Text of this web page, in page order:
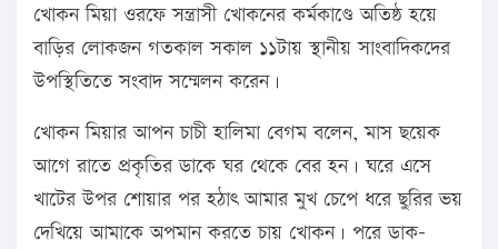
খোকন মিয়া ওরফে সন্ত্রাসী খোকনের কর্মকাণ্ডে অতিষ্ঠ হয়ে
বাড়ির লোকজন গতকাল সকাল ১১টায় স্থানীয় সাংবাদিকদের
উপস্থিতিতে সংবাদ সম্মেলন করেন।
খোকন মিয়ার আপন চাচী হালিমা বেগম বলেন, মাস ছয়েক
আগে রাতে প্রকৃতির ডাকে ঘর থেকে বের হন। ঘরে এসে
খাটের উপর শোয়ার পর হঠাৎ আমার মুখ চেপে ধরে ছুরির ভয়
দেখিয়ে আমাকে অপমান করতে চায় খোকন। পরে ডাক-